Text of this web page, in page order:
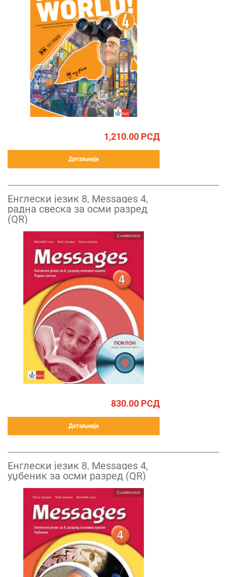
1,210.00 РСД
Детаљније
Енглески језик 8, Messages 4,
радна свеска за осми разред
(QR)
830.00 РСД
Детаљније
Енглески језик 8, Messages 4,
уџбеник за осми разред (QR)